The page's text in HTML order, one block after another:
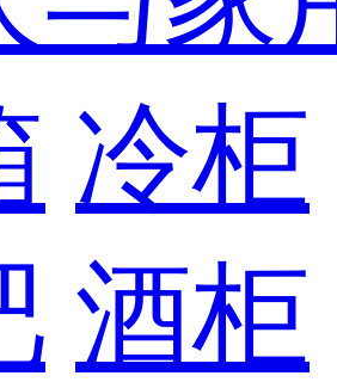
冷柜
酒柜